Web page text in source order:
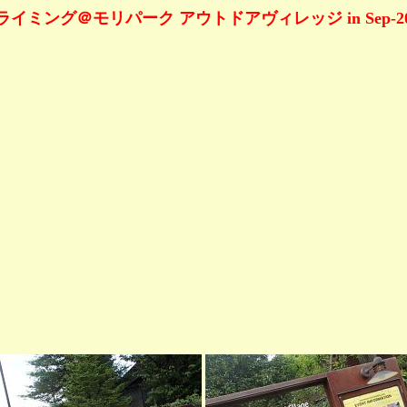
イミング＠モリパーク アウトドアヴィレッジ in Sep-